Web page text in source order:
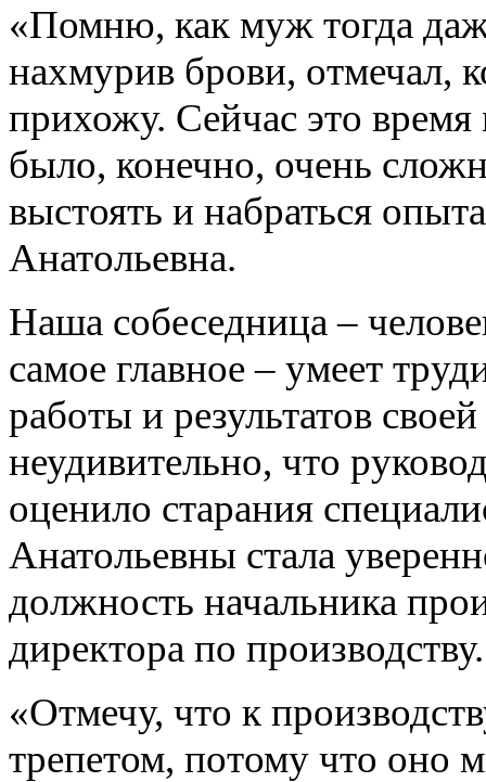
«Помню, как муж тогда
нахмурив брови, отмечал,
прихожу. Сейчас это
было, конечно, очень
выстоять и набраться
Анатольевна.
Наша собеседница –
самое главное – умеет
работы и результатов
неудивительно, что
оценило старания
Анатольевны стала
должность начальника
директора по производству.
«Отмечу, что к
трепетом, потому что оно